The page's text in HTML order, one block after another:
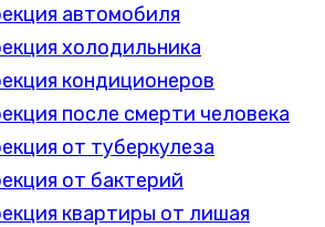
автомобиля
холодильника
кондиционеров
после смерти человека
от туберкулеза
от бактерий
квартиры от лишая